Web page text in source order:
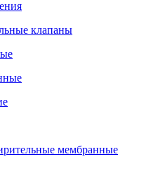
клапаны
мембранные